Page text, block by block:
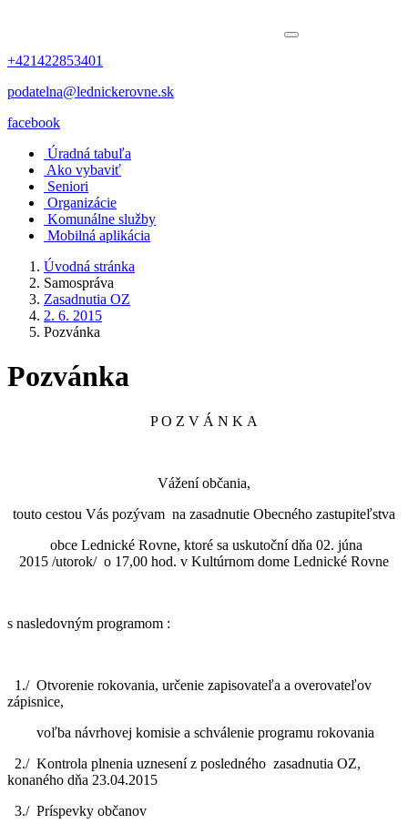
+421422853401
podatelna@lednickerovne.sk
facebook
Úradná tabuľa
Ako vybaviť
Seniori
Organizácie
Komunálne služby
Mobilná aplikácia
Úvodná stránka
Samospráva
Zasadnutia OZ
2. 6. 2015
Pozvánka
Pozvánka
P O Z V Á N K A
Vážení občania,
touto cestou Vás pozývam na zasadnutie Obecného zastupiteľstva
obce Lednické Rovne, ktoré sa uskutoční dňa 02. júna
2015 /utorok/ o 17,00 hod. v Kultúrnom dome Lednické Rovne
s nasledovným programom :
1./ Otvorenie rokovania, určenie zapisovateľa a overovateľov
zápisnice,
voľba návrhovej komisie a schválenie programu rokovania
2./ Kontrola plnenia uznesení z posledného zasadnutia OZ,
konaného dňa 23.04.2015
3./ Príspevky občanov